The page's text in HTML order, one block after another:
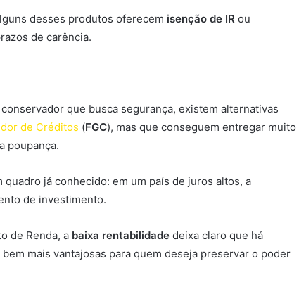
desses produtos oferecem isenção de IR ou
de carência.
conservador que busca segurança, existem alternativas
de Créditos (FGC), mas que conseguem entregar muito
poupança.
já conhecido: em um país de juros altos, a
de investimento.
de Renda, a baixa rentabilidade deixa claro que há
mais vantajosas para quem deseja preservar o poder